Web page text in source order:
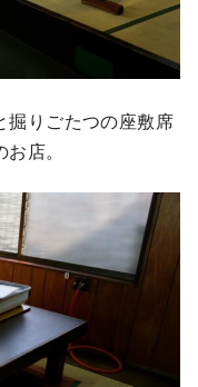
掘りごたつの座敷席
店。